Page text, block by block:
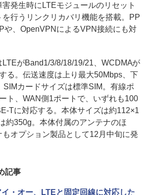
発生時にLTEモジュールのリセット
行うリンクリカバリ機能を搭載。PP
や、OpenVPNによるVPN接続にも対
がBand1/3/8/18/19/21、WCDMAが
る。伝送速度は上り最大50Mbps、下
SIMカードサイズは標準SIM。有線ポ
ト、WAN側1ポートで、いずれも100
Tに対応する。本体サイズは約112×1
約350g。本体付属のアンテナのほ
オプション製品として12月中旬に発
記事
イ・オー、LTEと固定回線に対応した